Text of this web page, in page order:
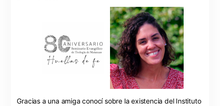
Gracias a una amiga conocí sobre la existencia del Instituto